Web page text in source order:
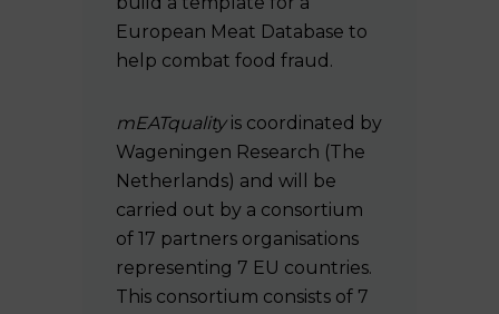
European Meat Database to
help combat food fraud.
mEATqualityis coordinated by
Wageningen Research (The
Netherlands) and will be
carried out by a consortium
of 17 partners organisations
representing 7 EU countries.
This consortium consists of 7